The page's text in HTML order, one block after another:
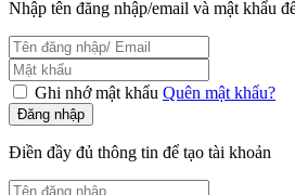
Nhập tên đăng nhập/email và mật khẩu
Ghi nhớ mật khẩu Quên mật khẩu?
Đăng nhập
Điền đầy đủ thông tin để tạo tài khoản